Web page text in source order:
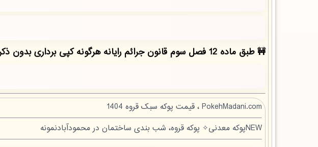
طبق ماده 12 فصل سوم قانون جرائم رایانه هرگونه کپی برداری بدون ذکر منبع مقاله ممنوع بوده و پیگرد قانونی دارد!
PokehMadani.com ، قیمت پوکه سبک قروه 1404
NEWپوکه معدنی✧ پوکه قروه، شب بندی ساختمان در محمودآبادنمونه